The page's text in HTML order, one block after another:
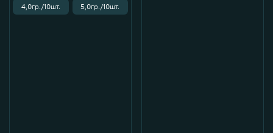
4,0гр./10шт. 5,0гр./10шт.